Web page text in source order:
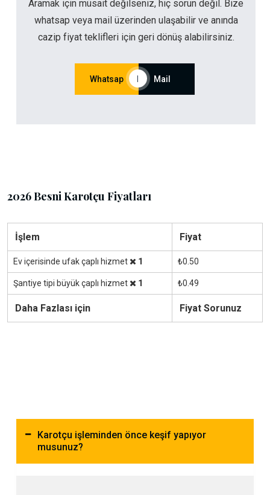
Aramak için müsait değilseniz, hiç sorun değil. Bize
whatsap veya mail üzerinden ulaşabilir ve anında
cazip fiyat teklifleri için geri dönüş alabilirsiniz.
Whatsap Mail
2026 Besni Karotçu Fiyatları
İşlem Fiyat
Ev içerisinde ufak çaplı hizmet 1 ₺0.50
Şantiye tipi büyük çaplı hizmet 1 ₺0.49
Daha Fazlası için Fiyat Sorunuz
Karotçu işleminden önce keşif yapıyor
musunuz?